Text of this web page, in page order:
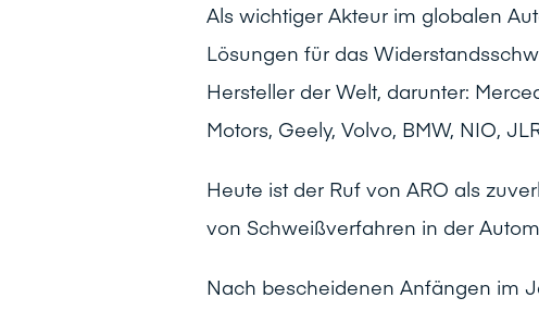
Als wichtiger Akteur im globalen
Lösungen für das
Hersteller der Welt, darunter:
Motors, Geely, Volvo, BMW, NIO,
Heute ist der Ruf von ARO als
von Schweißverfahren in der
Nach bescheidenen Anfängen im